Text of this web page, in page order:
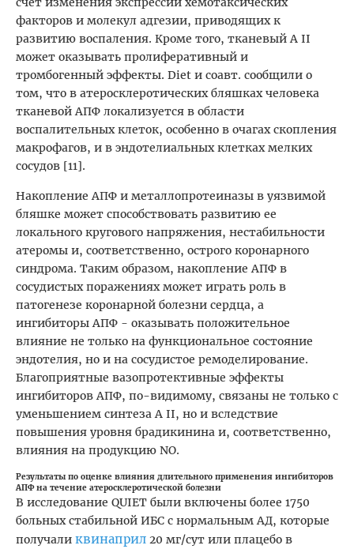
факторов и молекул адгезии, приводящих к
развитию воспаления. Кроме того, тканевый A II
может оказывать пролиферативный и
тромбогенный эффекты. Diet и соавт. сообщили о
том, что в атеросклеротических бляшках человека
тканевой АПФ локализуется в области
воспалительных клеток, особенно в очагах скопления
макрофагов, и в эндотелиальных клетках мелких
сосудов [11].
Накопление АПФ и металлопротеиназы в уязвимой
бляшке может способствовать развитию ее
локального кругового напряжения, нестабильности
атеромы и, соответственно, острого коронарного
синдрома. Таким образом, накопление АПФ в
сосудистых поражениях может играть роль в
патогенезе коронарной болезни сердца, а
ингибиторы АПФ - оказывать положительное
влияние не только на функциональное состояние
эндотелия, но и на сосудистое ремоделирование.
Благоприятные вазопротективные эффекты
ингибиторов АПФ, по-видимому, связаны не только с
уменьшением синтеза A II, но и вследствие
повышения уровня брадикинина и, соответственно,
влияния на продукцию NO.
Результаты по оценке влияния длительного применения ингибиторов
АПФ на течение атеросклеротической болезни
В исследование QUIET были включены более 1750
больных стабильной ИБС с нормальным АД, которые
получали квинаприл 20 мг/сут или плацебо в